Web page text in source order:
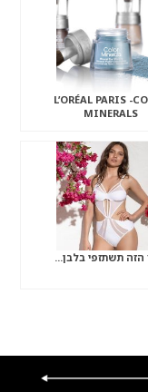
L’ORÉAL PARIS -
MINERALS
הזה תשתזפי בלבן…